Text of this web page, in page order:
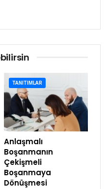
TANITIMLAR
Anlaşmalı
Boşanmanın
Çekişmeli
Boşanmaya
Dönüşmesi